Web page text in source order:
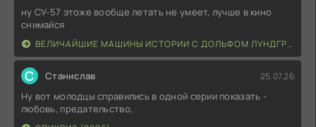
ну СУ-57 этоже вообще летать не умеет, лучше в кино
снимайся
ВЕЛИЧАЙШИЕ МАШИНЫ ИСТОРИИ С ДОЛЬФОМ ЛУНДГРЕНОМ (2026)
С Станислав 25.07.26
Ну вот молодцы справились в одной серии показать -
любовь, предательство,